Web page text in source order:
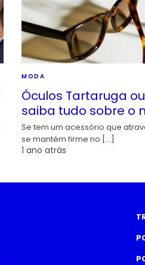
MODA
Óculos Tartaruga ou
saiba tudo sobre o
Se tem um acessório que
se mantém firme no […]
1 ano atrás